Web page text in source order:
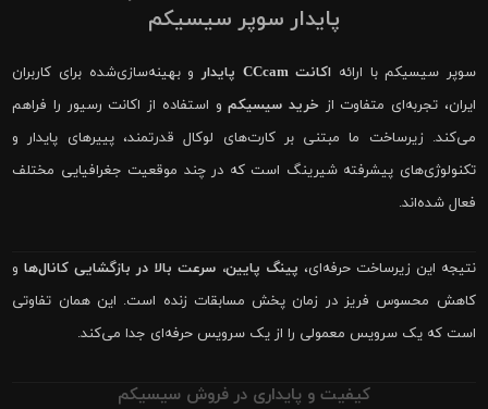
پایدار سوپر سیسیکم
سوپر سیسیکم با ارائه اکانت CCcam پایدار
و بهینه‌سازی‌شده برای کاربران
ایران، تجربه‌ای متفاوت از خرید سیسیکمو استفاده از اکانت رسیور را فراهم
می‌کند. زیرساخت ما مبتنی بر کارت‌های لوکال قدرتمند، پییرهای پایدار و
تکنولوژی‌های پیشرفته شیرینگ است که در چند موقعیت جغرافیایی مختلف
فعال شده‌اند.
نتیجه این زیرساخت حرفه‌ای، پینگ پایین، سرعت بالا در بازگشایی کانال‌هاو
کاهش محسوس فریز در زمان پخش مسابقات زنده است. این همان تفاوتی
است که یک سرویس معمولی را از یک سرویس حرفه‌ای جدا می‌کند.
کیفیت و پایداری در فروش سیسیکم